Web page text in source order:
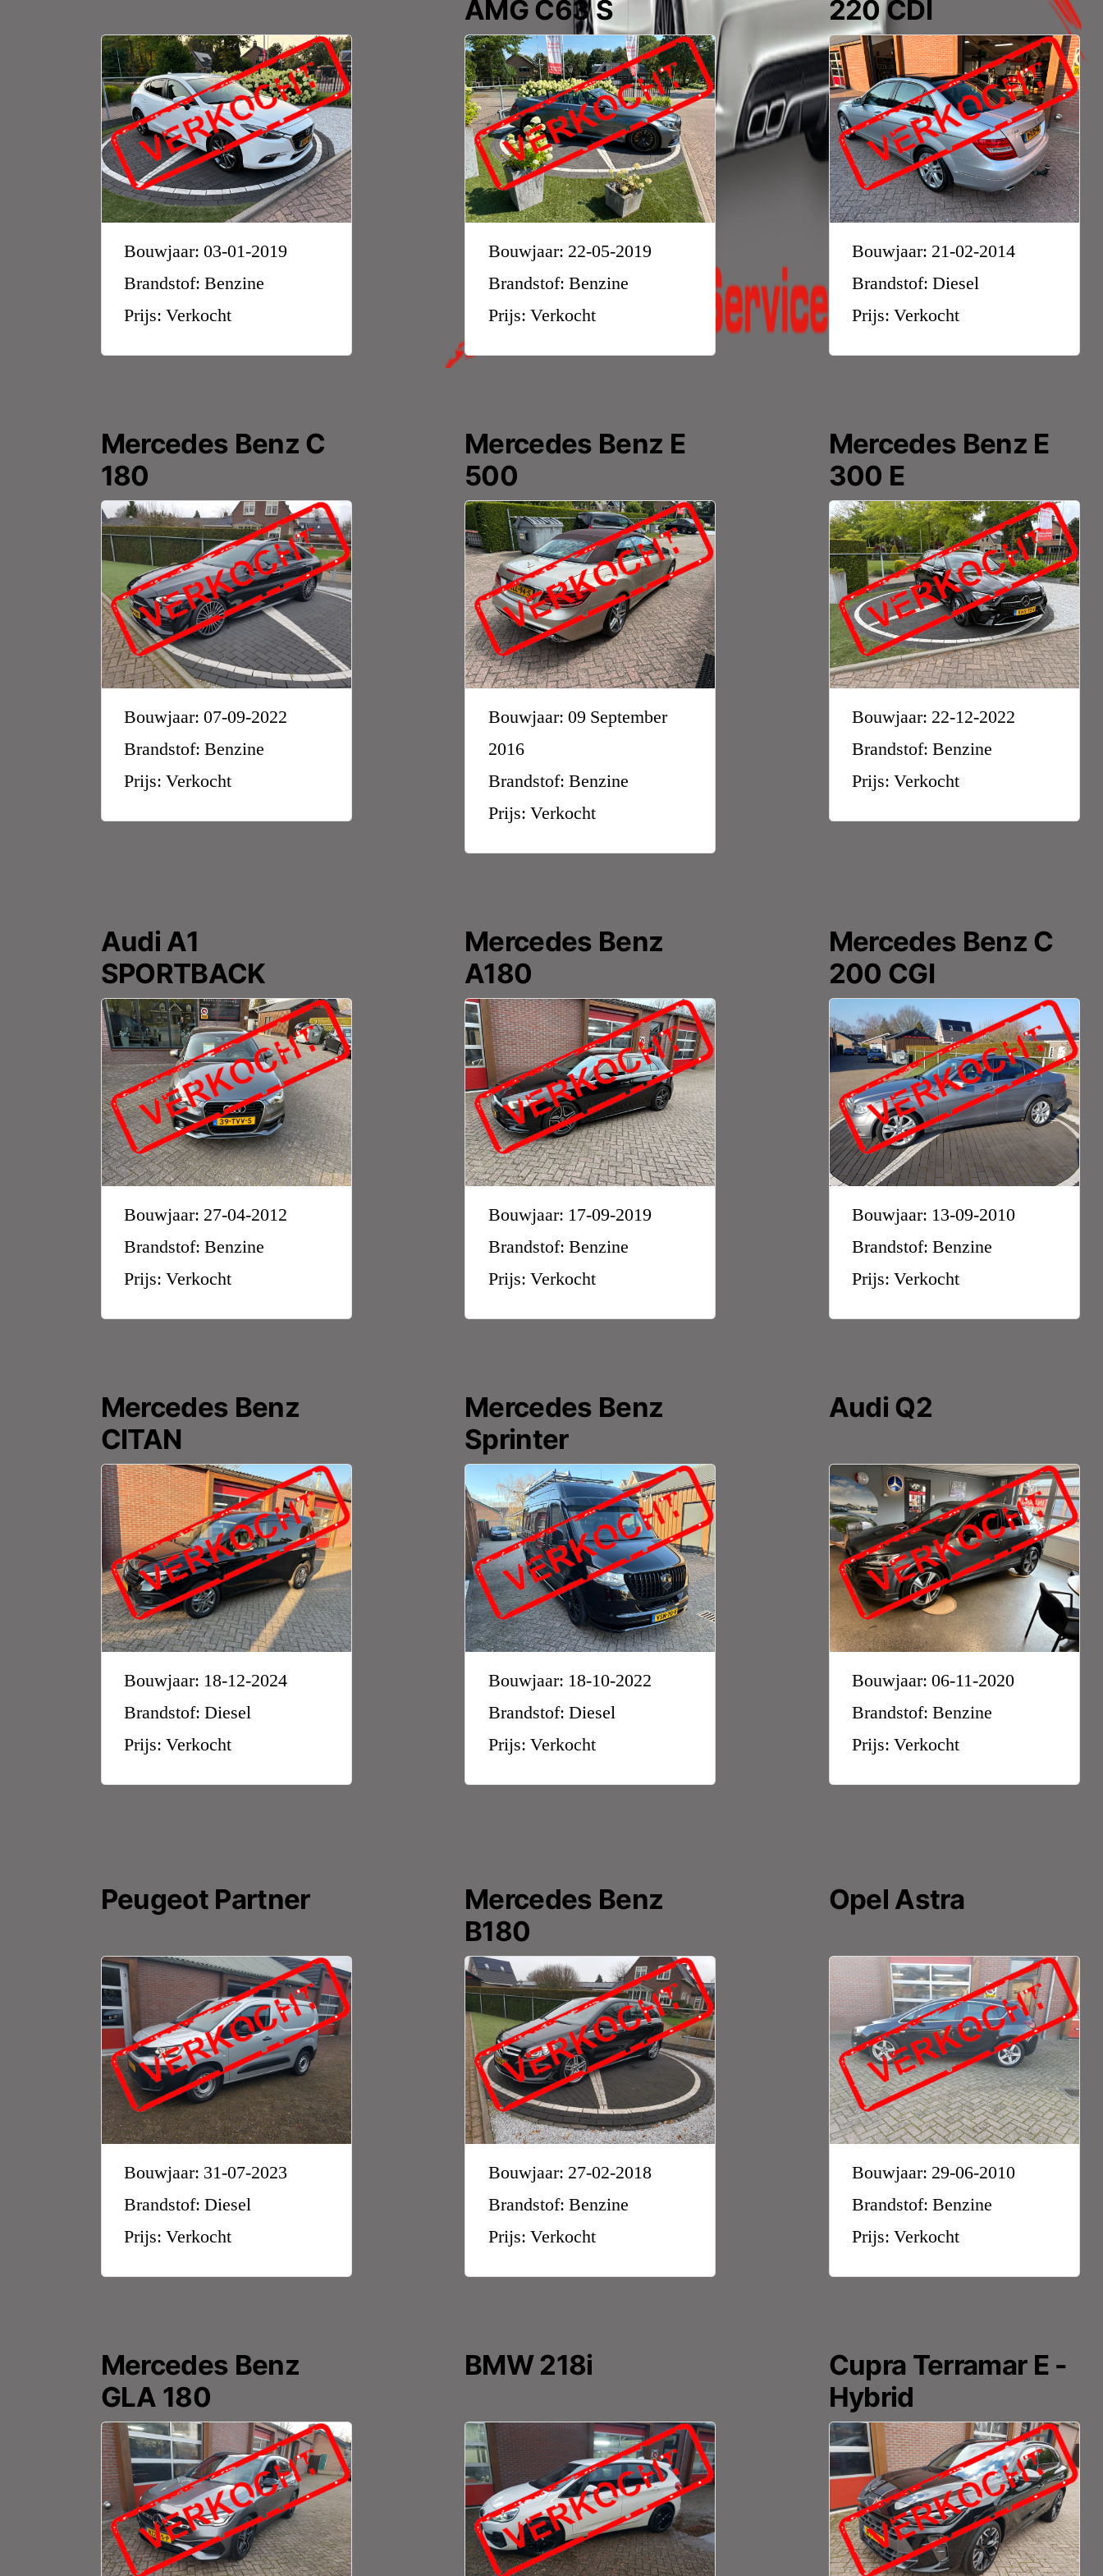
Bouwjaar: 03-01-2019
Brandstof: Benzine
Prijs: Verkocht
AMG C63 S
Bouwjaar: 22-05-2019
Brandstof: Benzine
Prijs: Verkocht
220 CDI
Bouwjaar: 21-02-2014
Brandstof: Diesel
Prijs: Verkocht
Mercedes Benz C
180
Bouwjaar: 07-09-2022
Brandstof: Benzine
Prijs: Verkocht
Mercedes Benz E
500
Bouwjaar: 09 September
2016
Brandstof: Benzine
Prijs: Verkocht
Mercedes Benz E
300 E
Bouwjaar: 22-12-2022
Brandstof: Benzine
Prijs: Verkocht
Audi A1
SPORTBACK
Bouwjaar: 27-04-2012
Brandstof: Benzine
Prijs: Verkocht
Mercedes Benz
A180
Bouwjaar: 17-09-2019
Brandstof: Benzine
Prijs: Verkocht
Mercedes Benz C
200 CGI
Bouwjaar: 13-09-2010
Brandstof: Benzine
Prijs: Verkocht
Mercedes Benz
CITAN
Bouwjaar: 18-12-2024
Brandstof: Diesel
Prijs: Verkocht
Mercedes Benz
Sprinter
Bouwjaar: 18-10-2022
Brandstof: Diesel
Prijs: Verkocht
Audi Q2
Bouwjaar: 06-11-2020
Brandstof: Benzine
Prijs: Verkocht
Peugeot Partner
Bouwjaar: 31-07-2023
Brandstof: Diesel
Prijs: Verkocht
Mercedes Benz
B180
Bouwjaar: 27-02-2018
Brandstof: Benzine
Prijs: Verkocht
Opel Astra
Bouwjaar: 29-06-2010
Brandstof: Benzine
Prijs: Verkocht
Mercedes Benz
GLA 180
BMW 218i
Cupra Terramar E -
Hybrid